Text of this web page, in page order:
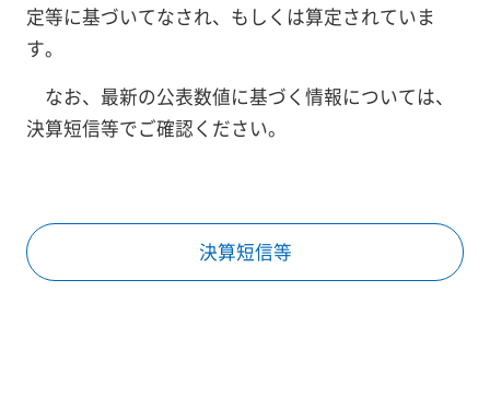
定等に基づいてなされ、もしくは算定されていま
す。
なお、最新の公表数値に基づく情報については、
決算短信等でご確認ください。
決算短信等